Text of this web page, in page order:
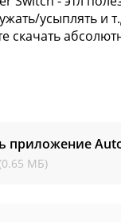
усыплять и
скачать
приложение
МБ)